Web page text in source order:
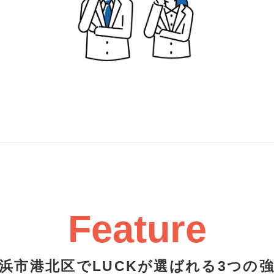
Feature
市港北区でLUCKが選ばれる3つの